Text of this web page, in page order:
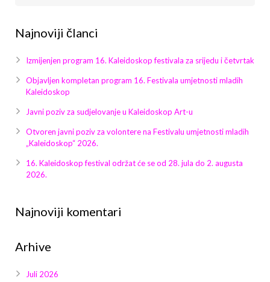
Galerija 2024
Galerija 2025
Najnoviji članci
Izmijenjen program 16. Kaleidoskop festivala za srijedu i četvrtak
Objavljen kompletan program 16. Festivala umjetnosti mladih
Kaleidoskop
Javni poziv za sudjelovanje u Kaleidoskop Art-u
Otvoren javni poziv za volontere na Festivalu umjetnosti mladih
„Kaleidoskop“ 2026.
16. Kaleidoskop festival održat će se od 28. jula do 2. augusta
2026.
Najnoviji komentari
Arhive
Juli 2026